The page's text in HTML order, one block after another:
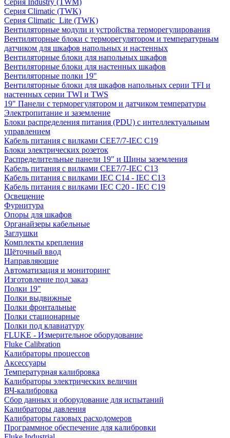
Серия Industry (TWM)
Серия Climatic (TWK)
Серия Climatic_Lite (TWK)
Вентиляторные модули и устройства терморегулирования
Вентиляторные блоки с терморегулятором и температурным
датчиком для шкафов напольных и настенных
Вентиляторные блоки для напольных шкафов
Вентиляторные блоки для настенных шкафов
Вентиляторные полки 19"
Вентиляторные блоки для шкафов напольных серии TFI и
настенных серии TWI и TWS
19" Панели с терморегулятором и датчиком температуры
Электропитание и заземление
Блоки распределения питания (PDU) с интеллектуальным
управлением
Кабель питания с вилками CEE7/7-IEC C19
Блоки электрических розеток
Распределительные панели 19" и Шины заземления
Кабель питания с вилками CEE7/7-IEC C13
Кабель питания с вилками IEC C14 - IEC C13
Кабель питания с вилками IEC C20 - IEC C19
Освещение
Фурнитура
Опоры для шкафов
Органайзеры кабельные
Заглушки
Комплекты крепления
Щёточный ввод
Направляющие
Автоматизация и мониторинг
Изготовление под заказ
Полки 19"
Полки выдвижные
Полки фронтальные
Полки стационарные
Полки под клавиатуру
FLUKE - Измерительное оборудование
Fluke Calibration
Калибраторы процессов
Аксессуары
Температурная калибровка
Калибраторы электрических величин
ВЧ-калибровка
Сбор данных и оборудование для испытаний
Калибраторы давления
Калибраторы газовых расходомеров
Программное обеспечение для калибровки